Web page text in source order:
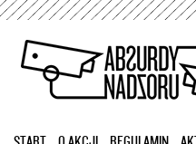
Przejdź
treści